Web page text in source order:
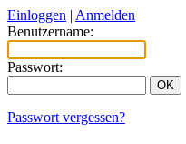
Einloggen | Anmelden
Benutzername:
Passwort:
Passwort vergessen?